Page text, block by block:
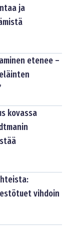
ja
etenee –
kovassa
vihdoin